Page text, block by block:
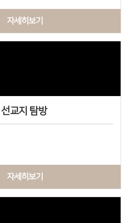
자세히보기
교지 탐방
자세히보기